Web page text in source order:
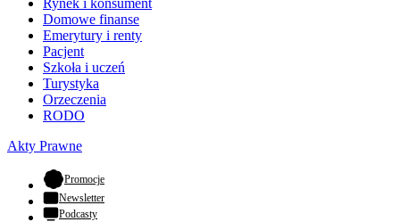
Rynek i konsument
Domowe finanse
Emerytury i renty
Pacjent
Szkoła i uczeń
Turystyka
Orzeczenia
RODO
Akty Prawne
Promocje- otwiera się w nowej karcie
Newsletter
Podcasty